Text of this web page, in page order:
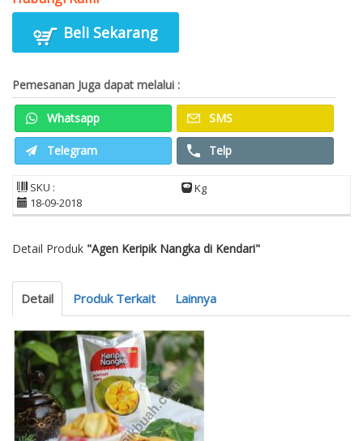
Beli Sekarang
Pemesanan Juga dapat melalui :
Whatsapp SMS
Telegram Telp
SKU :
Kg
18-09-2018
Detail Produk "Agen Keripik Nangka di Kendari"
Detail Produk Terkait Lainnya